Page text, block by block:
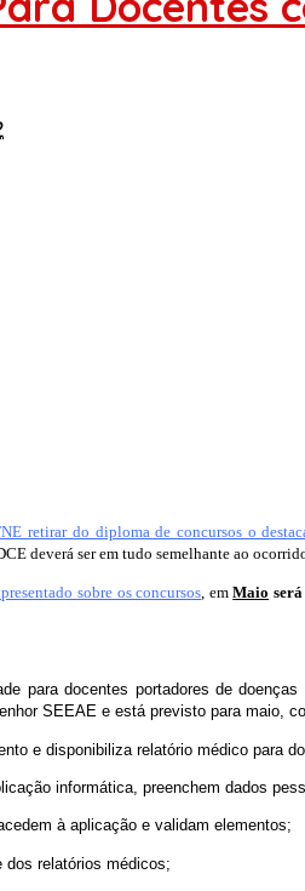
retirar do diploma de concursos o
deverá ser em tudo semelhante ao
sobre os concursos , emMaio
para docentes portadores de
SEEAE e está previsto para maio,
e disponibiliza relatório médico para
informática, preenchem dados
à aplicação e validam elementos;
dos relatórios médicos;